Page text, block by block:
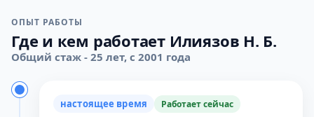
ОПЫТ РАБОТЫ
Где и кем работает Илиязов Н. Б.
Общий стаж - 25 лет, с 2001 года
настоящее время Работает сейчас